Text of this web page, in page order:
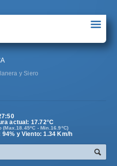
☰
y Siero
actual: 17.72°C
(Max.18.45ºC - Min.16.9ºC)
94% y Viento: 1.34 Km/h